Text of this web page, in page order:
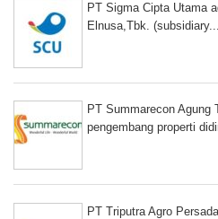
PT Sigma Cipta Utama
Elnusa,Tbk. (subsidiary...
PT Summarecon Agung
pengembang properti
PT Triputra Agro